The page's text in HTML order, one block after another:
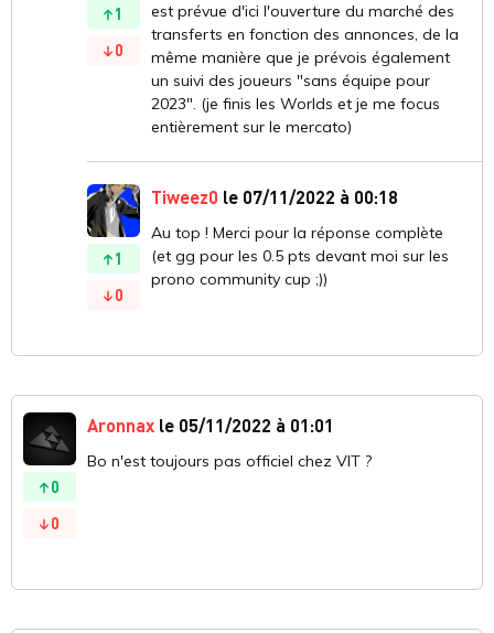
1
0
est prévue d'ici l'ouverture du marché des
transferts en fonction des annonces, de la
même manière que je prévois également
un suivi des joueurs "sans équipe pour
2023". (je finis les Worlds et je me focus
entièrement sur le mercato)
1
0
Tiweez0 le 07/11/2022 à 00:18
Au top ! Merci pour la réponse complète
(et gg pour les 0.5 pts devant moi sur les
prono community cup ;))
0
0
Aronnax le 05/11/2022 à 01:01
Bo n'est toujours pas officiel chez VIT ?